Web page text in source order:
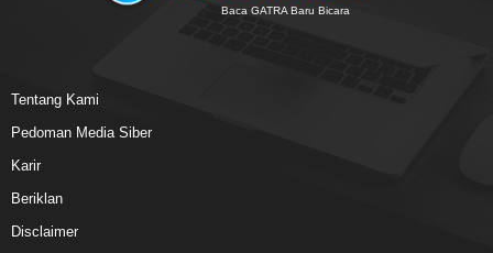
Baca GATRA Baru Bicara
Tentang Kami
Pedoman Media Siber
Karir
Beriklan
Disclaimer